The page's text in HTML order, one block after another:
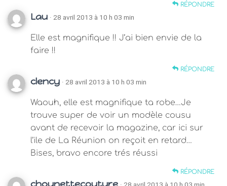
RÉPONDRE
Lau · 28 avril 2013 à 10 h 03 min
Elle est magnifique !! J’ai bien envie de la
faire !!
RÉPONDRE
clency · 28 avril 2013 à 10 h 03 min
Waouh, elle est magnifique ta robe…Je
trouve super de voir un modèle cousu
avant de recevoir la magazine, car ici sur
l’ile de La Réunion on reçoit en retard…
Bises, bravo encore trés réussi
RÉPONDRE
· 28 avril 2013 à 10 h 03 min